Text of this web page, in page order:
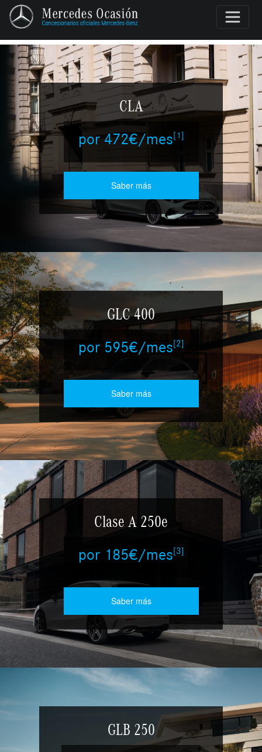
CLA
por 472€/mes[1]
Saber más
GLC 400
por 595€/mes[2]
Saber más
Clase A 250e
por 185€/mes[3]
Saber más
GLB 250